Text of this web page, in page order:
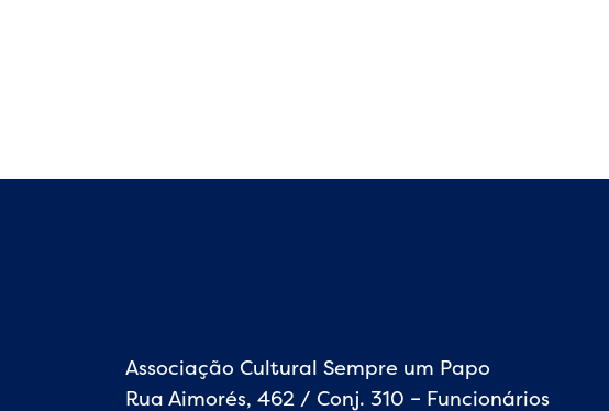
Associação Cultural Sempre um Papo
Rua Aimorés, 462 / Conj. 310 – Funcionários